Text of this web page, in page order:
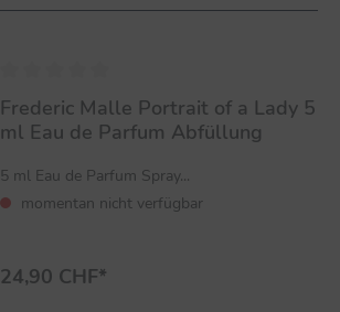
Frederic Malle Portrait of a Lady 5
ml Eau de Parfum Abfüllung
5 ml Eau de Parfum Spray...
momentan nicht verfügbar
24,90 CHF*